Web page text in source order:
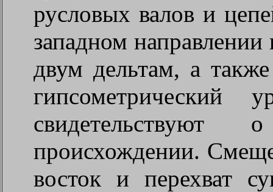
русловых валов и
западном
двум дельтам, а
гипсометрический
происхождении.
восток и перехват